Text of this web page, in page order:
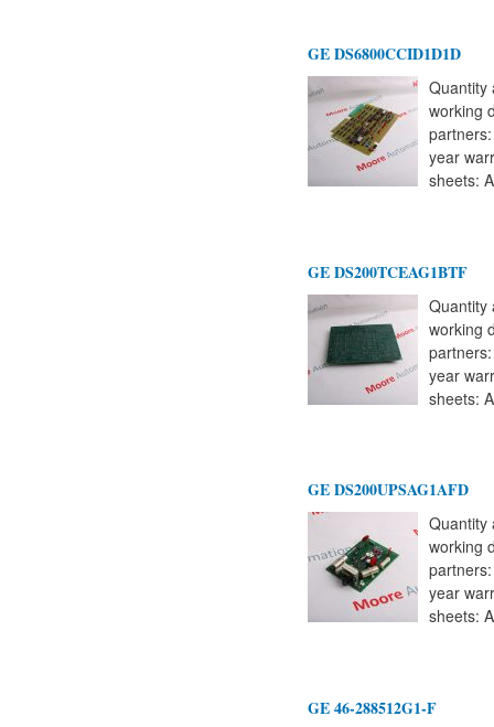
GE DS6800CCID1D1D
Quantity
working
year
sheets:
GE DS200TCEAG1BTF
Quantity
working
year
sheets:
GE DS200UPSAG1AFD
Quantity
working
year
sheets:
GE 46-288512G1-F